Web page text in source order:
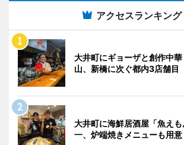
アクセスランキング
大井町にギョーザと創作中
山、新橋に次ぐ都内3店舗目
大井町に海鮮居酒屋「魚え
一、炉端焼きメニューも用意